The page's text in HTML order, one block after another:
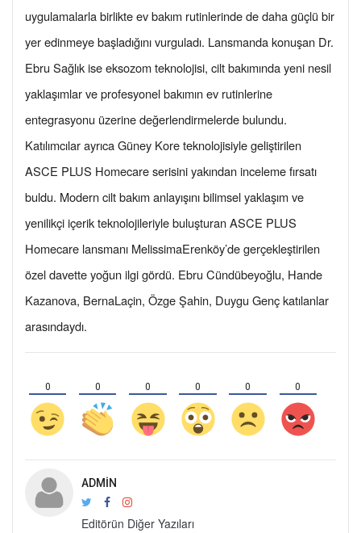
uygulamalarla birlikte ev bakım rutinlerinde de daha güçlü bir
yer edinmeye başladığını vurguladı. Lansmanda konuşan Dr.
Ebru Sağlık ise eksozom teknolojisi, cilt bakımında yeni nesil
yaklaşımlar ve profesyonel bakımın ev rutinlerine
entegrasyonu üzerine değerlendirmelerde bulundu.
Katılımcılar ayrıca Güney Kore teknolojisiyle geliştirilen
ASCE PLUS Homecare serisini yakından inceleme fırsatı
buldu. Modern cilt bakım anlayışını bilimsel yaklaşım ve
yenilikçi içerik teknolojileriyle buluşturan ASCE PLUS
Homecare lansmanı MelissimaErenköy’de gerçekleştirilen
özel davette yoğun ilgi gördü. Ebru Cündübeyoğlu, Hande
Kazanova, BernaLaçin, Özge Şahin, Duygu Genç katılanlar
arasındaydı.
0 0 0 0 0 0
ADMIN
Editörün Diğer Yazıları